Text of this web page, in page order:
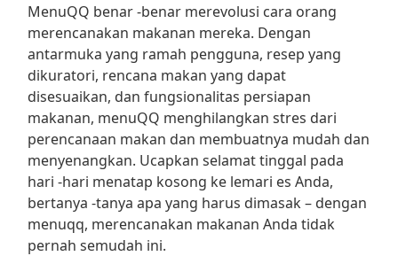
MenuQQ benar -benar merevolusi cara orang
merencanakan makanan mereka. Dengan
antarmuka yang ramah pengguna, resep yang
dikuratori, rencana makan yang dapat
disesuaikan, dan fungsionalitas persiapan
makanan, menuQQ menghilangkan stres dari
perencanaan makan dan membuatnya mudah dan
menyenangkan. Ucapkan selamat tinggal pada
hari -hari menatap kosong ke lemari es Anda,
bertanya -tanya apa yang harus dimasak – dengan
menuqq, merencanakan makanan Anda tidak
pernah semudah ini.